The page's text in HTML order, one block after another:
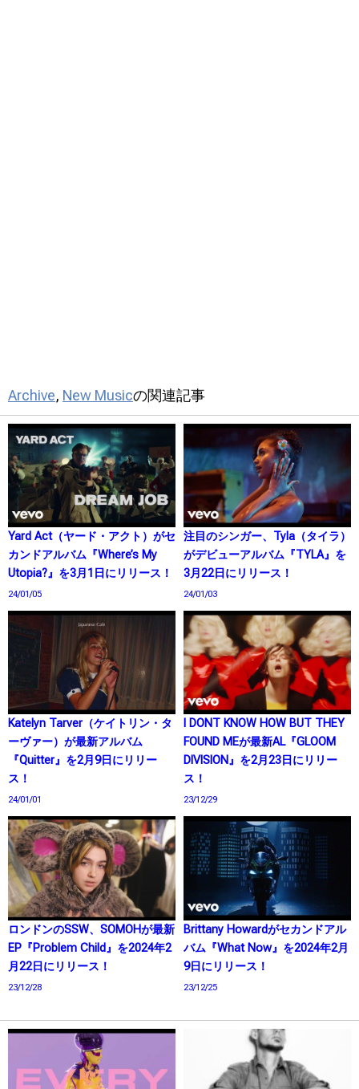
Archive, New Musicの関連記事
Yard Act（ヤード・アクト）がセ
カンドアルバム『Where’s My
Utopia?』を3月1日にリリース！
24/01/05
注目のシンガー、Tyla（タイラ）
がデビューアルバム『TYLA』を
3月22日にリリース！
24/01/03
Katelyn Tarver（ケイトリン・タ
ーヴァー）が最新アルバム
『Quitter』を2月9日にリリー
ス！
24/01/01
I DONT KNOW HOW BUT THEY
FOUND MEが最新AL『GLOOM
DIVISION』を2月23日にリリー
ス！
23/12/29
ロンドンのSSW、SOMOHが最新
EP『Problem Child』を2024年2
月22日にリリース！
23/12/28
Brittany Howardがセカンドアル
バム『What Now』を2024年2月
9日にリリース！
23/12/25